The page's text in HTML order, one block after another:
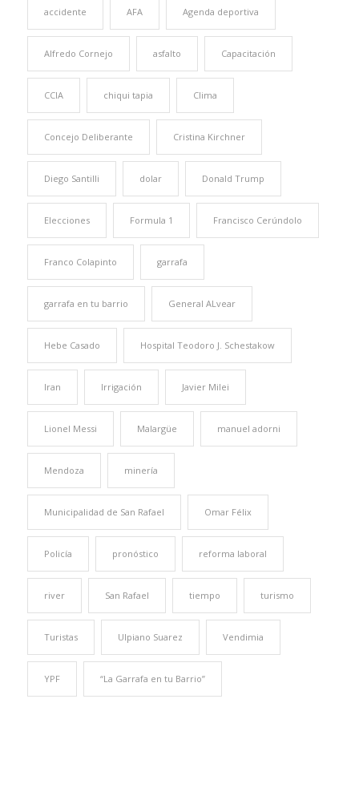
accidente AFA Agenda deportiva
Alfredo Cornejo asfalto Capacitación
CCIA chiqui tapia Clima
Concejo Deliberante Cristina Kirchner
Diego Santilli dolar Donald Trump
Elecciones Formula 1 Francisco Cerúndolo
Franco Colapinto garrafa
garrafa en tu barrio General ALvear
Hebe Casado Hospital Teodoro J. Schestakow
Iran Irrigación Javier Milei
Lionel Messi Malargüe manuel adorni
Mendoza minería
Municipalidad de San Rafael Omar Félix
Policía pronóstico reforma laboral
river San Rafael tiempo turismo
Turistas Ulpiano Suarez Vendimia
YPF “La Garrafa en tu Barrio”